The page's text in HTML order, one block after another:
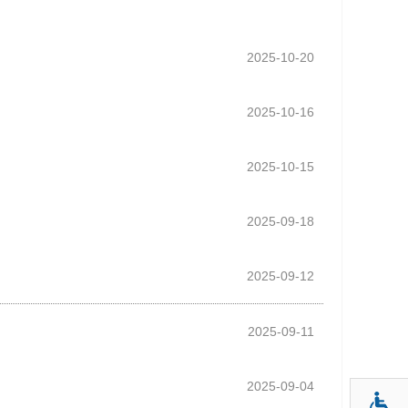
2025-10-20
2025-10-16
2025-10-15
2025-09-18
2025-09-12
2025-09-11
2025-09-04